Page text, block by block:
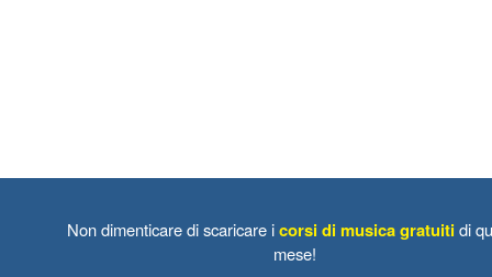
Non dimenticare di scaricare icorsi di musica gratuiti di
mese!